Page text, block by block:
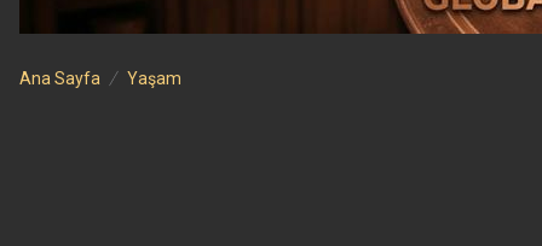
Ana Sayfa Yaşam